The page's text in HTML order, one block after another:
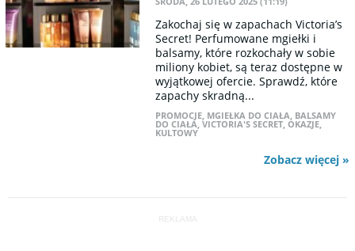
Zakochaj się w zapachach Victoria’s
Secret! Perfumowane mgiełki i
balsamy, które rozkochały w sobie
miliony kobiet, są teraz dostępne w
wyjątkowej ofercie. Sprawdź, które
zapachy skradną...
PROMOCJE, MGIEŁKA DO CIAŁA, BALSAMY
DO CIAŁA,VICTORIA'S SECRET,OKAZJE,
KULTOWY
Zobacz więcej »
REKLAMA